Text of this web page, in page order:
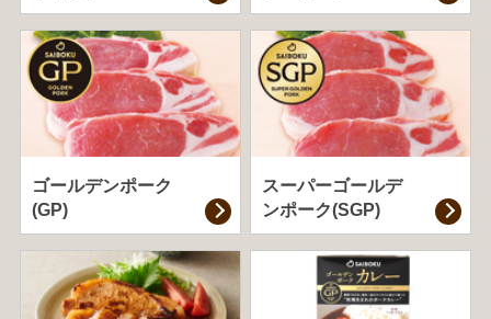
ゴールデンポーク
(GP)
スーパーゴールデ
ンポーク(SGP)